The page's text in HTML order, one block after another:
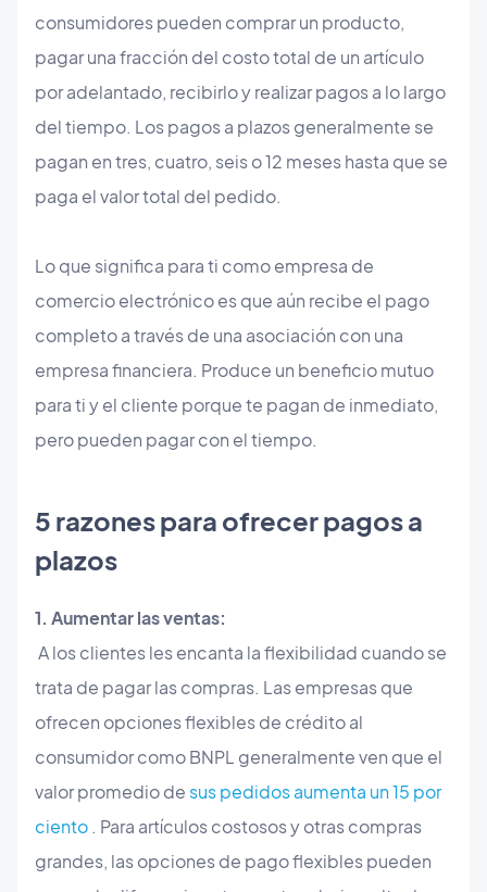
consumidores pueden comprar un producto,
pagar una fracción del costo total de un artículo
por adelantado, recibirlo y realizar pagos a lo largo
del tiempo. Los pagos a plazos generalmente se
pagan en tres, cuatro, seis o 12 meses hasta que se
paga el valor total del pedido.
Lo que significa para ti como empresa de
comercio electrónico es que aún recibe el pago
completo a través de una asociación con una
empresa financiera. Produce un beneficio mutuo
para ti y el cliente porque te pagan de inmediato,
pero pueden pagar con el tiempo.
​5 razones para ofrecer pagos a
plazos
1. Aumentar las ventas:
A los clientes les encanta la flexibilidad cuando se
trata de pagar las compras. Las empresas que
ofrecen opciones flexibles de crédito al
consumidor como BNPL generalmente ven que el
valor promedio de sus pedidos aumenta un 15 por
ciento . Para artículos costosos y otras compras
grandes, las opciones de pago flexibles pueden